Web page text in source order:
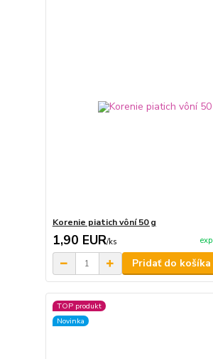
Korenie piatich vôní 50 g
1,90 EUR/ks
Pridať do košíka
TOP produkt
Novinka